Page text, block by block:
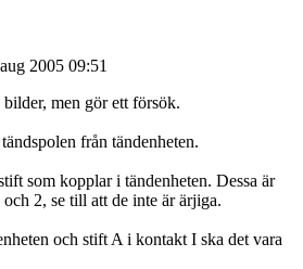
2005 09:51
men gör ett försök.
från tändenheten.
som kopplar i tändenheten. Dessa är
2, se till att de inte är ärjiga.
och stift A i kontakt I ska det vara